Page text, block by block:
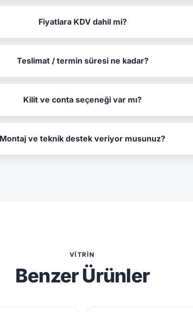
Fiyatlara KDV dahil mi?
Teslimat / termin süresi ne kadar?
Kilit ve conta seçeneği var mı?
Montaj ve teknik destek veriyor musunuz?
VITRIN
Benzer Ürünler